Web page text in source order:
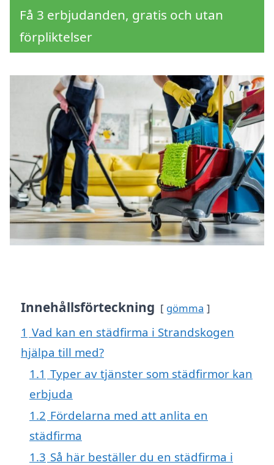
Få 3 erbjudanden, gratis och utan
förpliktelser
Innehållsförteckning gömma
1 Vad kan en städfirma i Strandskogen
hjälpa till med?
1.1 Typer av tjänster som städfirmor kan
erbjuda
1.2 Fördelarna med att anlita en
städfirma
1.3 Så här beställer du en städfirma i